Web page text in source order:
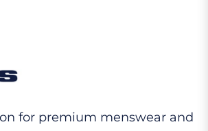
for premium menswear and